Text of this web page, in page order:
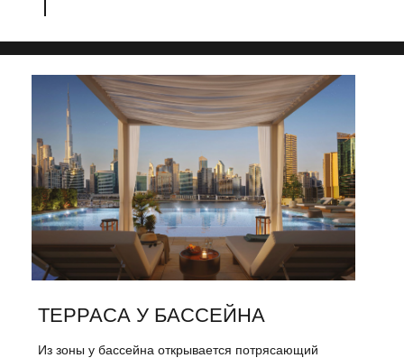
ТЕРРАСА У БАССЕЙНА
Из зоны у бассейна открывается потрясающий